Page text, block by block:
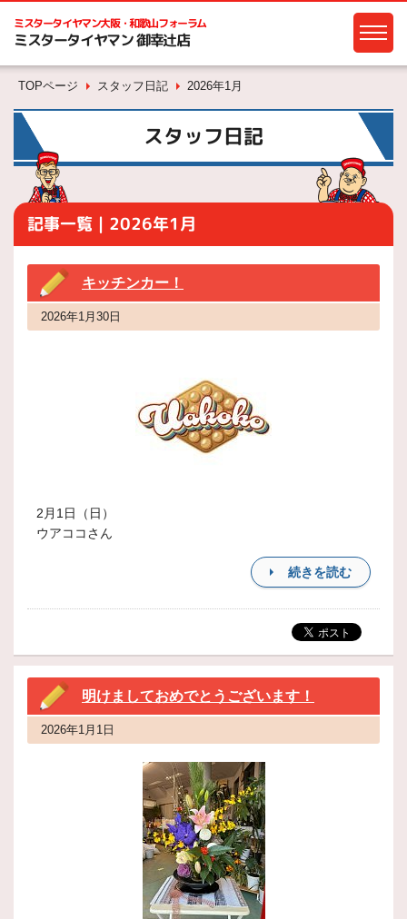
ミスタータイヤマン大阪・和歌山フォーラム
ミスタータイヤマン 御幸辻店
TOPページ スタッフ日記 2026年1月
スタッフ日記
記事一覧｜2026年1月
キッチンカー！
2026年1月30日
2月1日（日）
ウアココさん
続きを読む
明けましておめでとうございます！
2026年1月1日